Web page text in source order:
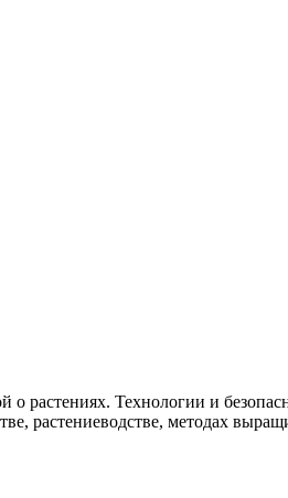
растениях. Технологии и
растениеводстве, методах